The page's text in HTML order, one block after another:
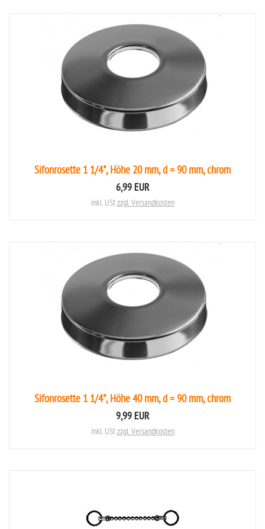
Sifonrosette 1 1/4", Höhe 20 mm, d = 90 mm, chrom
6,99 EUR
inkl. UStzzgl. Versandkosten
Sifonrosette 1 1/4", Höhe 40 mm, d = 90 mm, chrom
9,99 EUR
inkl. UStzzgl. Versandkosten